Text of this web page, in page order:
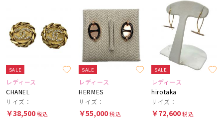
SALE
レディース
CHANEL
サイズ：
￥38,500税込
SALE
レディース
HERMES
サイズ：
￥55,000税込
SALE
レディース
hirotaka
サイズ：
￥72,600税込